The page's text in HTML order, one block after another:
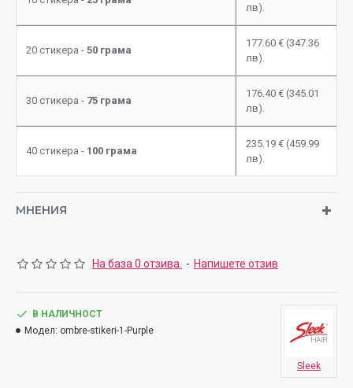
лв).
20 стикера - 50 грама
177.60 € (347.36
лв).
30 стикера - 75 грама
176.40 € (345.01
лв).
40 стикера - 100 грама
235.19 € (459.99
лв).
МНЕНИЯ
На база 0 отзива. - Напишете отзив
В НАЛИЧНОСТ
Модел: ombre-stikeri-1-Purple
Sleek